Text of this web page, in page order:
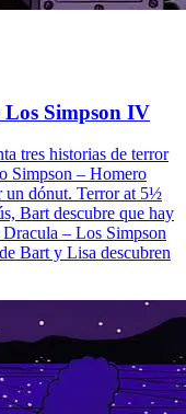
Los Simpson IV
tres historias de terror
Simpson – Homero
un dónut. Terror at 5½
Bart descubre que hay
– Los Simpson
Bart y Lisa descubren